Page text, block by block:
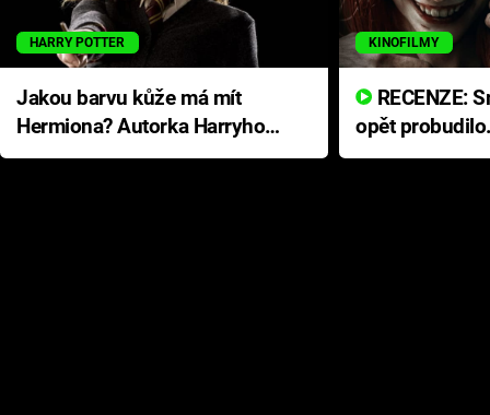
HARRY POTTER
Jakou barvu kůže má mít
Hermiona? Autorka Harryho
Pottera přišla s ráznou
KINOFILMY
opět
přichází s